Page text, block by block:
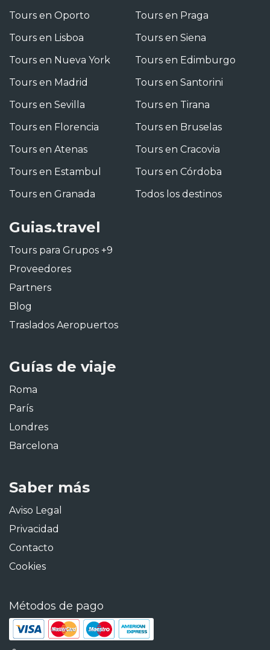
Tours en Oporto
Tours en Lisboa
Tours en Nueva York
Tours en Madrid
Tours en Sevilla
Tours en Florencia
Tours en Atenas
Tours en Estambul
Tours en Granada
Tours en Praga
Tours en Siena
Tours en Edimburgo
Tours en Santorini
Tours en Tirana
Tours en Bruselas
Tours en Cracovia
Tours en Córdoba
Todos los destinos
Guias.travel
Tours para Grupos +9
Proveedores
Partners
Blog
Traslados Aeropuertos
Guías de viaje
Roma
París
Londres
Barcelona
Saber más
Aviso Legal
Privacidad
Contacto
Cookies
Métodos de pago